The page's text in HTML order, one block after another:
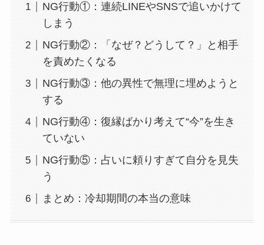
NG行動①：連続LINEやSNSで追いかけて
しまう
NG行動②：「なぜ？どうして？」と相手
を責めたくなる
NG行動③：他の異性で無理に埋めようと
する
NG行動④：復縁ばかり考えて“今”を生き
ていない
NG行動⑤：占いに頼りすぎて自分を見失
う
まとめ：冷却期間の本当の意味